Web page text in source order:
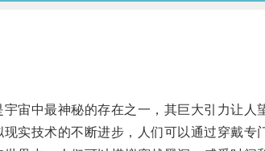
中最神秘的存在之一，其巨大引力让人
技术的不断进步，人们可以通过穿戴专